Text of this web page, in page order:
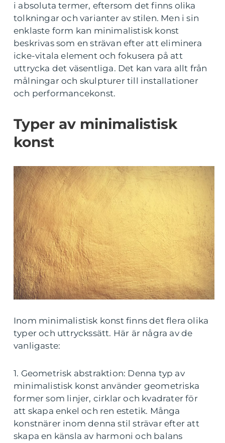
i absoluta termer, eftersom det finns olika
tolkningar och varianter av stilen. Men i sin
enklaste form kan minimalistisk konst
beskrivas som en strävan efter att eliminera
icke-vitala element och fokusera på att
uttrycka det väsentliga. Det kan vara allt från
målningar och skulpturer till installationer
och performancekonst.
Typer av minimalistisk
konst
Inom minimalistisk konst finns det flera olika
typer och uttryckssätt. Här är några av de
vanligaste:
1. Geometrisk abstraktion: Denna typ av
minimalistisk konst använder geometriska
former som linjer, cirklar och kvadrater för
att skapa enkel och ren estetik. Många
konstnärer inom denna stil strävar efter att
skapa en känsla av harmoni och balans